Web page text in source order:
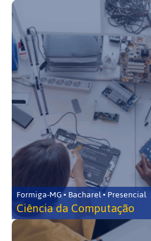
Formiga-MG • Bacharel • Presencial
Ciência da Computação